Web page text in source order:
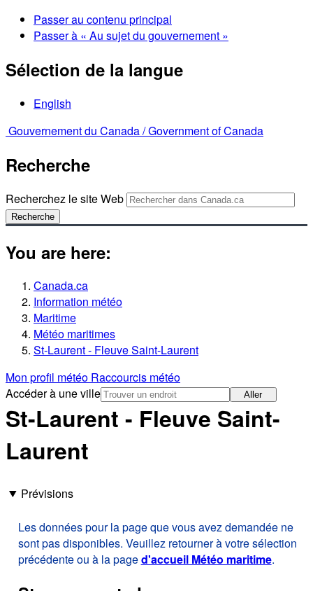
Passer au contenu principal
Passer à « Au sujet du gouvernement »
Sélection de la langue
English
Gouvernement du Canada /Government of Canada
Recherche
Recherchez le site Web
Recherche
You are here:
Canada.ca
Information météo
Maritime
Météo maritimes
St-Laurent - Fleuve Saint-Laurent
Mon profil météo Raccourcis météo
Accéder à une ville
Aller
St-Laurent - Fleuve Saint-
Laurent
Prévisions
Les données pour la page que vous avez demandée ne
sont pas disponibles. Veuillez retourner à votre sélection
précédente ou à la paged'accueil Météo maritime.